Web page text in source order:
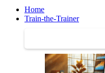
Home
Train-the-Trainer